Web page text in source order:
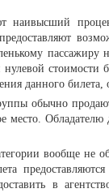
пассажиру
стоимости
данного билета,
обычно
место. Обладателю
вообще не
в